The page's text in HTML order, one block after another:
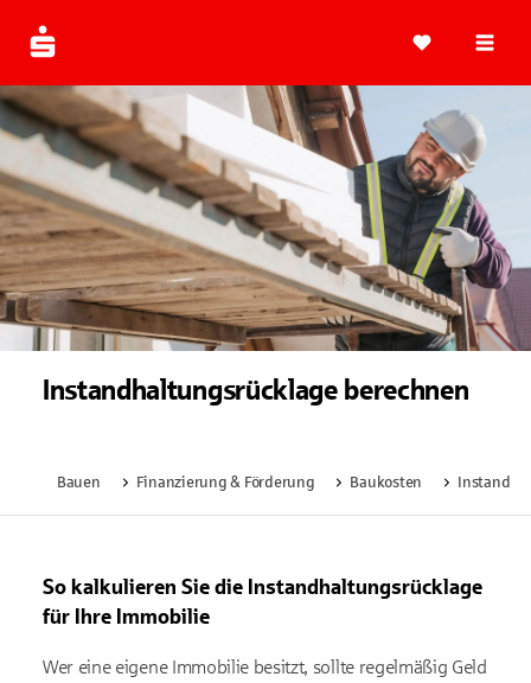
Instandhaltungsrücklage berechnen
Bauen Finanzierung & Förderung Baukosten
So kalkulieren Sie die Instandhaltungsrücklage
für Ihre Immobilie
Wer eine eigene Immobilie besitzt, sollte regelmäßig Geld